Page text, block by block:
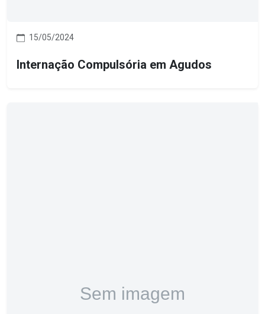
15/05/2024
Internação Compulsória em Agudos